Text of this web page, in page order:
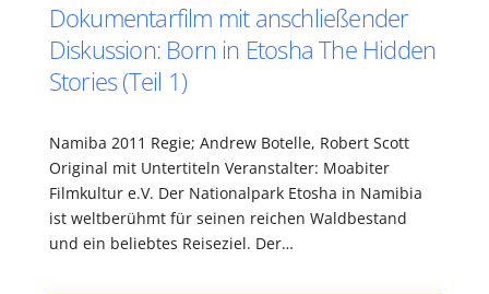
Dokumentarfilm mit anschließender
Diskussion: Born in Etosha The Hidden
Stories (Teil 1)
Namiba 2011 Regie; Andrew Botelle, Robert Scott
Original mit Untertiteln Veranstalter: Moabiter
Filmkultur e.V. Der Nationalpark Etosha in Namibia
ist weltberühmt für seinen reichen Waldbestand
und ein beliebtes Reiseziel. Der…